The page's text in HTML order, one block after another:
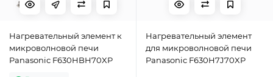
Нагревательный элемент к
микроволновой печи
Panasonic F630HBH70XP
Нагревательный элемент
для микроволновой печи
Panasonic F630H7J70XP